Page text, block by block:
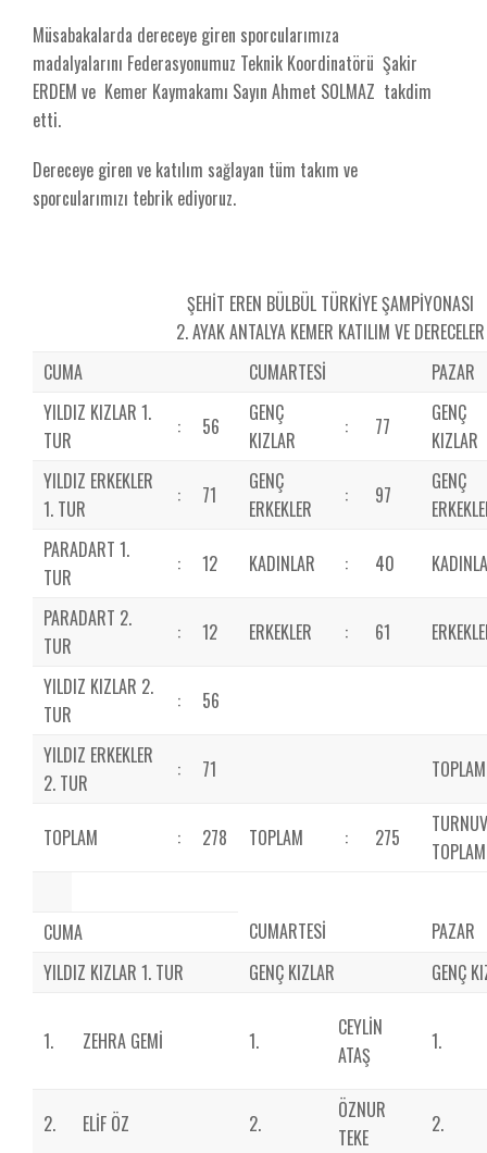
Müsabakalarda dereceye giren sporcularımıza
madalyalarını Federasyonumuz Teknik Koordinatörü Şakir
ERDEM ve Kemer Kaymakamı Sayın Ahmet SOLMAZ takdim
etti.
Dereceye giren ve katılım sağlayan tüm takım ve
sporcularımızı tebrik ediyoruz.
ŞEHİT EREN BÜLBÜL TÜRKİYE ŞAMPİYONASI
2. AYAK ANTALYA KEMER KATILIM VE DERECELER
CUMA
CUMARTESİ
PAZAR
YILDIZ KIZLAR 1.
TUR
: 56
GENÇ
KIZLAR
: 77
GENÇ
KIZLAR
YILDIZ ERKEKLER
1. TUR
: 71
GENÇ
ERKEKLER
: 97
GENÇ
PARADART 1.
TUR
: 12 KADINLAR : 40
PARADART 2.
TUR
: 12 ERKEKLER : 61
YILDIZ KIZLAR 2.
TUR
: 56
YILDIZ ERKEKLER
2. TUR
: 71 TOPLAM
TOPLAM : 278 TOPLAM : 275
CUMA CUMARTESİ
PAZAR
YILDIZ KIZLAR 1. TUR
GENÇ KIZLAR GENÇ
1. ZEHRA GEMİ 1.
CEYLİN
ATAŞ
1.
2. ELİF ÖZ 2.
ÖZNUR
TEKE
2.